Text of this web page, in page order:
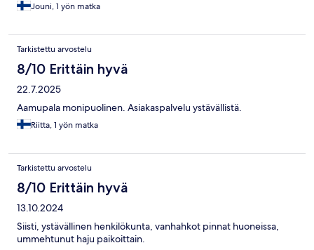
Jouni, 1 yön matka
Tarkistettu arvostelu
8/10 Erittäin hyvä
22.7.2025
Aamupala monipuolinen. Asiakaspalvelu ystävällistä.
Riitta, 1 yön matka
Tarkistettu arvostelu
8/10 Erittäin hyvä
13.10.2024
Siisti, ystävällinen henkilökunta, vanhahkot pinnat huoneissa,
ummehtunut haju paikoittain.